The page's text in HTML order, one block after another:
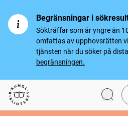
Begränsningar i
Sökträffar som är yngre än
omfattas av upphovsrätten
tjänsten när du söker på
begränsningen.
Svenska tidningar